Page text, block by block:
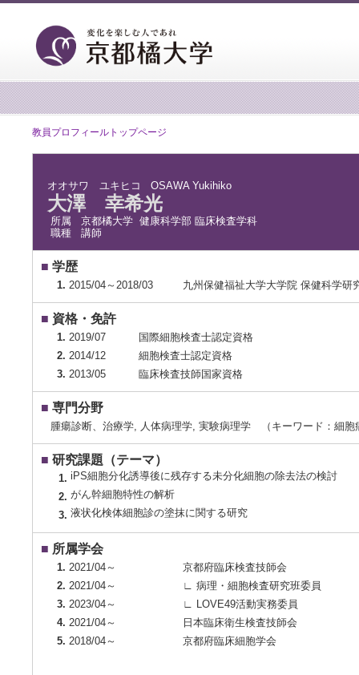
教員プロフィールトップページ
オオサワ ユキヒコ OSAWA Yukihiko
大澤 幸希光
所属
京都橘大学 健康科学部 臨床検査学科
職種
講師
■ 学歴
1. 2015/04～2018/03 九州保健福祉大学大学院 保健科学研
■ 資格・免許
1. 2019/07
国際細胞検査士認定資格
2. 2014/12
細胞検査士認定資格
3. 2013/05 臨床検査技師国家資格
■ 専門分野
腫瘍診断、治療学, 人体病理学, 実験病理学 （キーワード：細
■ 研究課題（テーマ）
1. iPS細胞分化誘導後に残存する未分化細胞の除去法の検討
2. がん幹細胞特性の解析
3. 液状化検体細胞診の塗抹に関する研究
■ 所属学会
1. 2021/04～
京都府臨床検査技師会
2. 2021/04～
∟ 病理・細胞検査研究班委員
3. 2023/04～
∟ LOVE49活動実務委員
4. 2021/04～
日本臨床衛生検査技師会
5. 2018/04～ 京都府臨床細胞学会